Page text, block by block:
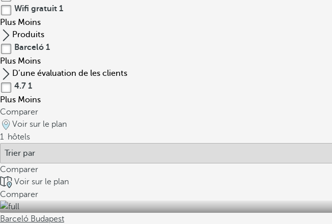
Wifi gratuit 1
Plus Moins
Produits
Barceló 1
Plus Moins
D’une évaluation de les clients
4.7 1
Plus Moins
Comparer
Voir sur le plan
1 hôtels
Comparer
Voir sur le plan
Comparer
Barceló Budapest